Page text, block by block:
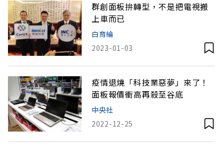
群創面板拚轉型，不是把電視搬
上車而已
白育綸
2023-01-03
疫情退燒「科技業惡夢」來了！
面板報價衝高再殺至谷底
中央社
2022-12-25